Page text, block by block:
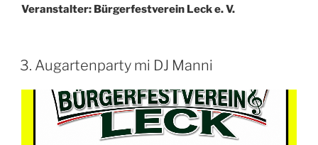
Veranstalter: Bürgerfestverein Leck e. V.
3. Augartenparty mi DJ Manni